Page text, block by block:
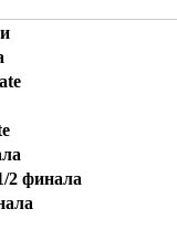
2 финала